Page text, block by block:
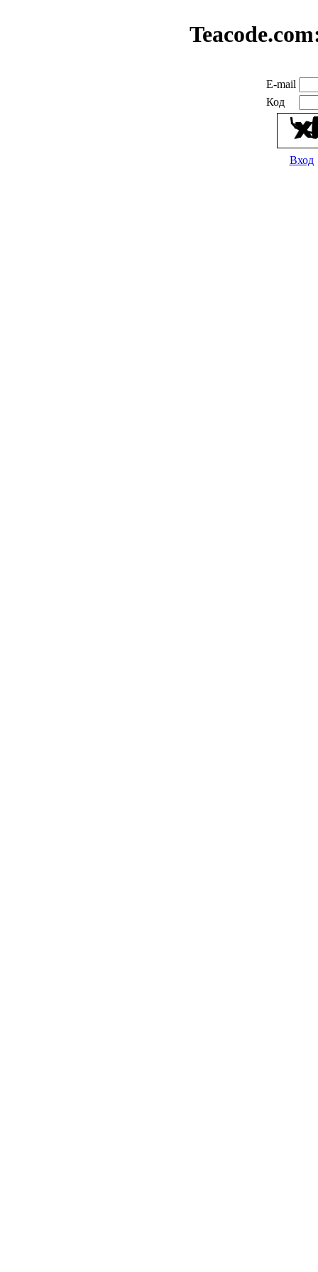
E-mail
Код
Вход